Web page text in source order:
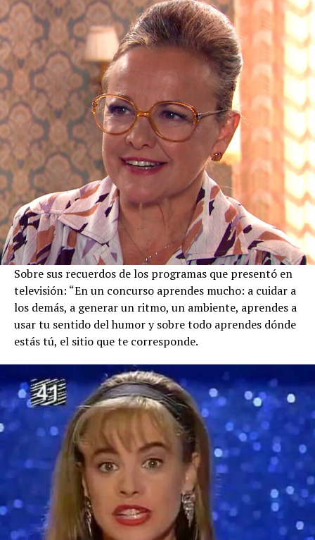
Sobre sus recuerdos de los programas que presentó en
televisión: “En un concurso aprendes mucho: a cuidar a
los demás, a generar un ritmo, un ambiente, aprendes a
usar tu sentido del humor y sobre todo aprendes dónde
estás tú, el sitio que te corresponde.